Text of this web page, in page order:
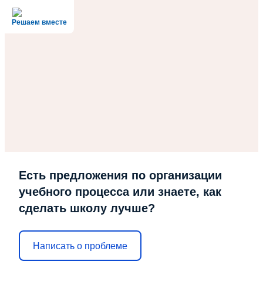
Решаем вместе
Есть предложения по организации
учебного процесса или знаете, как
сделать школу лучше?
Написать о проблеме